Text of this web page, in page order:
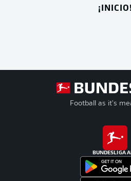
¡INICIO!
Football as it's
BUNDESLIGA